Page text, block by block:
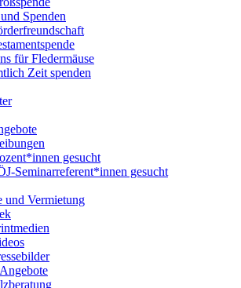
Spenden
für Fledermäuse
Zeit spenden
gesucht
Seminarreferent*innen gesucht
und Vermietung